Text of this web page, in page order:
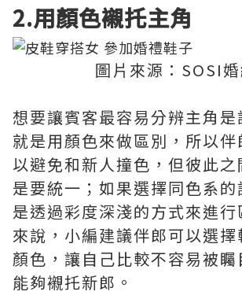
2.用顏色襯托主角
圖片來源：SOSI
想要讓賓客最容易分辨主角是
就是用顏色來做區別，所以伴
以避免和新人撞色，但彼此之
是要統一；如果選擇同色系的
是透過彩度深淺的方式來進行
來說，小編建議伴郎可以選
顏色，讓自己比較不容易被矚
能夠襯托新郎。